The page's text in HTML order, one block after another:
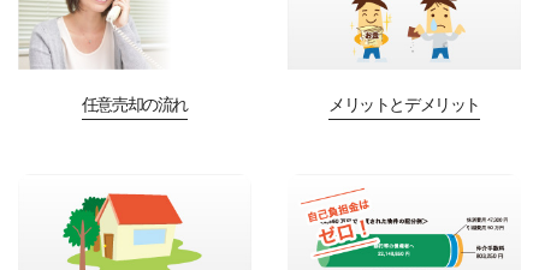
任意売却の流れ メリットとデメリット